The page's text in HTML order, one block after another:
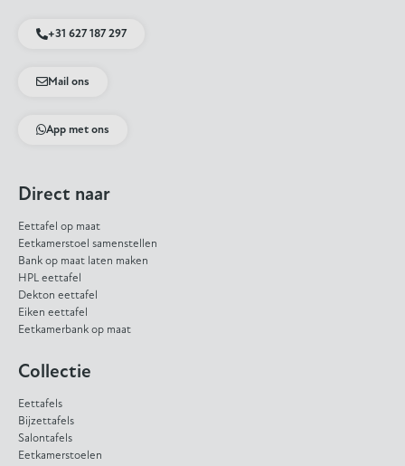
+31 627 187 297
Mail ons
App met ons
Direct naar
Eettafel op maat
Eetkamerstoel samenstellen
Bank op maat laten maken
HPL eettafel
Dekton eettafel
Eiken eettafel
Eetkamerbank op maat
Collectie
Eettafels
Bijzettafels
Salontafels
Eetkamerstoelen